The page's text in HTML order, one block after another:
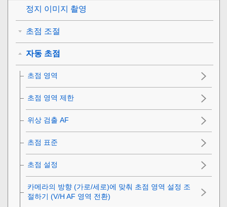
정지 이미지 촬영
초점 조절
자동 초점
초점 영역
초점 영역 제한
위상 검출 AF
초점 표준
초점 설정
카메라의 방향 (가로/세로)에 맞춰 초점 영역 설정 조
절하기 (V/H AF 영역 전환)